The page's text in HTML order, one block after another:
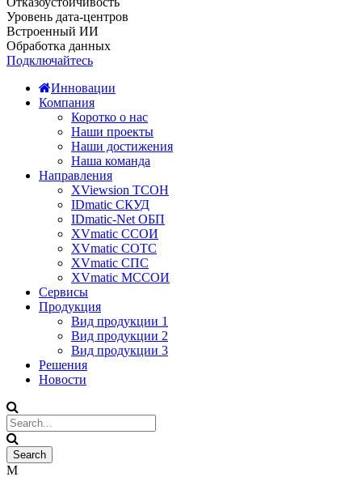
Уровень дата-центров
Встроенный ИИ
Обработка данных
Подключайтесь
Инновации
Компания
Коротко о нас
Наши проекты
Наши достижения
Наша команда
Направления
XViewsion ТСОН
IDmatic СКУД
IDmatic-Net ОБП
XVmatic ССОИ
XVmatic СОТС
XVmatic СПС
XVmatic МССОИ
Сервисы
Продукция
Вид продукции 1
Вид продукции 2
Вид продукции 3
Решения
Новости